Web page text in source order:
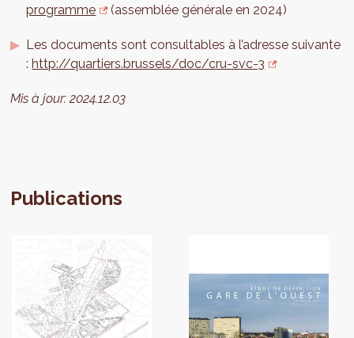
programme
(assemblée générale en 2024)
Les documents sont consultables à l’adresse suivante
: http://quartiers.brussels/doc/cru-svc-3
Mis à jour:2024.12.03
Publications